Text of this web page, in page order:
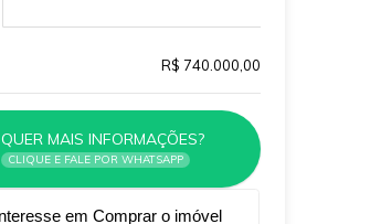
R$ 740.000,00
QUER MAIS INFORMAÇÕES?
CLIQUE E FALE POR WHATSAPP